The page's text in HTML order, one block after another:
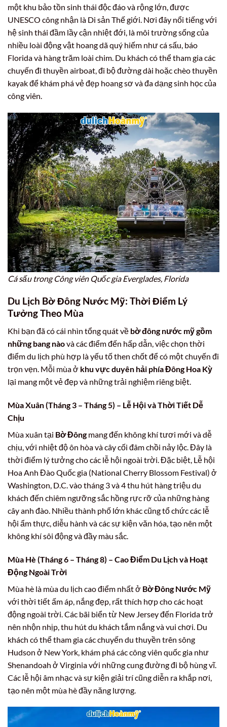
một khu bảo tồn sinh thái độc đáo và rộng lớn, được
UNESCO công nhận là Di sản Thế giới. Nơi đây nổi tiếng với
hệ sinh thái đầm lầy cận nhiệt đới, là môi trường sống của
nhiều loài động vật hoang dã quý hiếm như cá sấu, báo
Florida và hàng trăm loài chim. Du khách có thể tham gia các
chuyến đi thuyền airboat, đi bộ đường dài hoặc chèo thuyền
kayak để khám phá vẻ đẹp hoang sơ và đa dạng sinh học của
công viên.
Cá sấu trong Công viên Quốc gia Everglades, Florida
Du Lịch Bờ Đông Nước Mỹ: Thời Điểm Lý
Tưởng Theo Mùa
Khi bạn đã có cái nhìn tổng quát về bờ đông nước mỹ gồm
những bang nàovà các điểm đến hấp dẫn, việc chọn thời
điểm du lịch phù hợp là yếu tố then chốt để có một chuyến đi
trọn vẹn. Mỗi mùa ở khu vực duyên hải phía Đông Hoa Kỳ
lại mang một vẻ đẹp và những trải nghiệm riêng biệt.
Mùa Xuân (Tháng 3 – Tháng 5) – Lễ Hội và Thời Tiết Dễ
Chịu
Mùa xuân tại Bờ Đôngmang đến không khí tươi mới và dễ
chịu, với nhiệt độ ôn hòa và cây cối đâm chồi nảy lộc. Đây là
thời điểm lý tưởng cho các lễ hội ngoài trời. Đặc biệt, Lễ hội
Hoa Anh Đào Quốc gia (National Cherry Blossom Festival) ở
Washington, D.C. vào tháng 3 và 4 thu hút hàng triệu du
khách đến chiêm ngưỡng sắc hồng rực rỡ của những hàng
cây anh đào. Nhiều thành phố lớn khác cũng tổ chức các lễ
hội ẩm thực, diễu hành và các sự kiện văn hóa, tạo nên một
không khí sôi động và đầy màu sắc.
Mùa Hè (Tháng 6 – Tháng 8) – Cao Điểm Du Lịch và Hoạt
Động Ngoài Trời
Mùa hè là mùa du lịch cao điểm nhất ở Bờ Đông Nước Mỹ
với thời tiết ấm áp, nắng đẹp, rất thích hợp cho các hoạt
động ngoài trời. Các bãi biển từ New Jersey đến Florida trở
nên nhộn nhịp, thu hút du khách tắm nắng và vui chơi. Du
khách có thể tham gia các chuyến du thuyền trên sông
Hudson ở New York, khám phá các công viên quốc gia như
Shenandoah ở Virginia với những cung đường đi bộ hùng vĩ.
Các lễ hội âm nhạc và sự kiện giải trí cũng diễn ra khắp nơi,
tạo nên một mùa hè đầy năng lượng.